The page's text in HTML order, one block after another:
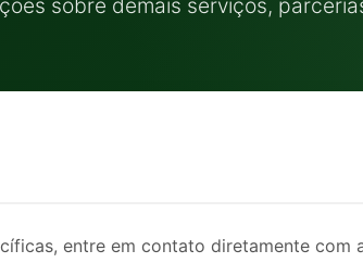
sobre demais serviços,
entre em contato diretamente com